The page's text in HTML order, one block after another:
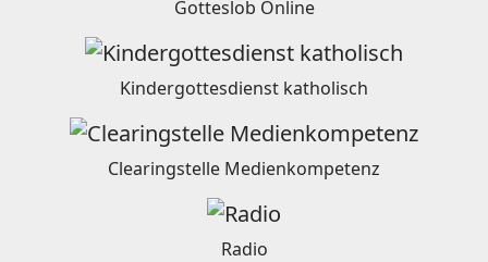
Gotteslob Online
Kindergottesdienst katholisch
Clearingstelle Medienkompetenz
Radio